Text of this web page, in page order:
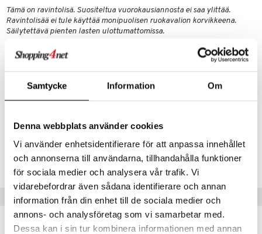
Samtycke Information Om
Denna webbplats använder cookies
Vi använder enhetsidentifierare för att anpassa innehållet
och annonserna till användarna, tillhandahålla funktioner
för sociala medier och analysera vår trafik. Vi
vidarebefordrar även sådana identifierare och annan
information från din enhet till de sociala medier och
annons- och analysföretag som vi samarbetar med.
Dessa kan i sin tur kombinera informationen med annan
Tämä on ravintolisä. Suositeltua vuorokausiannosta ei saa ylittää.
Ravintolisää ei tule käyttää monipuolisen ruokavalion korvikkeena.
Säilytettävä pienten lasten ulottumattomissa.
Ainesosat
Puna-apilauute (Trifolium pratense L.), täyteaine (mikrokiteinen
paakkuuntumisenestoaine (rasvahappojen magnesiumsuolat), B6-
Tuotenumero
HRFR1-R0-60
Vinkkejä sinulle